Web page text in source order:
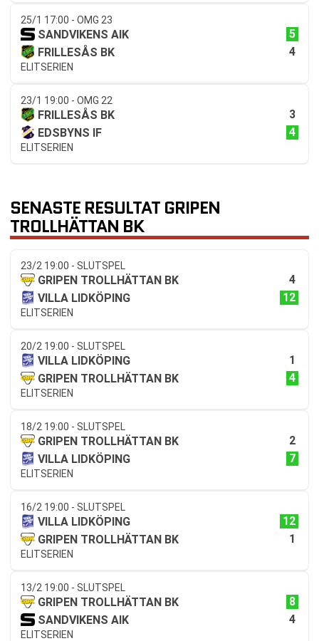
25/1 17:00 - OMG 23
SANDVIKENS AIK
5
FRILLESÅS BK
4
ELITSERIEN
23/1 19:00 - OMG 22
FRILLESÅS BK
3
EDSBYNS IF
4
ELITSERIEN
SENASTE RESULTAT GRIPEN
TROLLHÄTTAN BK
23/2 19:00 - SLUTSPEL
GRIPEN TROLLHÄTTAN BK
4
VILLA LIDKÖPING
12
ELITSERIEN
20/2 19:00 - SLUTSPEL
VILLA LIDKÖPING
1
GRIPEN TROLLHÄTTAN BK
4
ELITSERIEN
18/2 19:00 - SLUTSPEL
GRIPEN TROLLHÄTTAN BK
2
VILLA LIDKÖPING
7
ELITSERIEN
16/2 19:00 - SLUTSPEL
VILLA LIDKÖPING
12
GRIPEN TROLLHÄTTAN BK
1
ELITSERIEN
13/2 19:00 - SLUTSPEL
GRIPEN TROLLHÄTTAN BK
8
SANDVIKENS AIK
4
ELITSERIEN